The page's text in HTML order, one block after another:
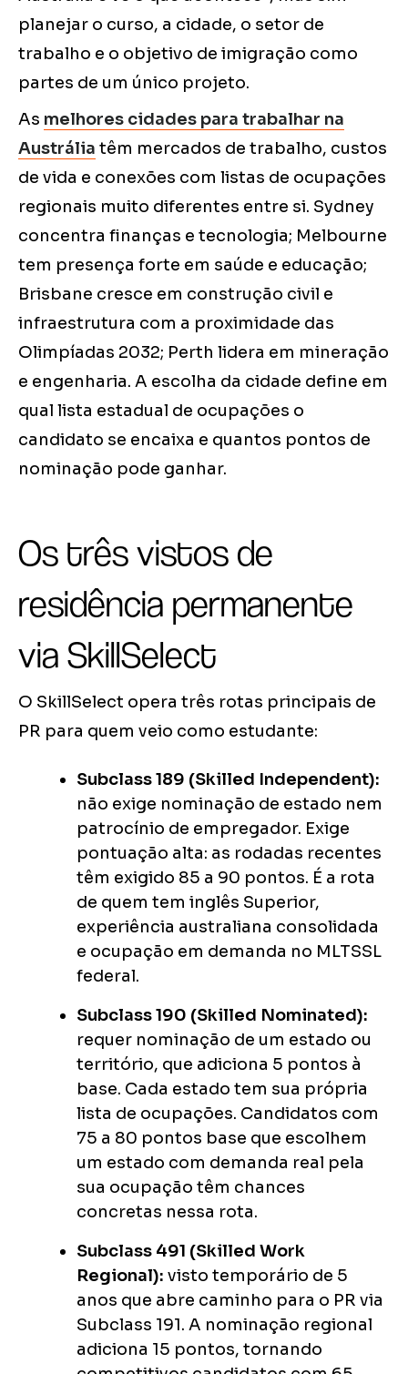
planejar o curso, a cidade, o setor de
trabalho e o objetivo de imigração como
partes de um único projeto.
As melhores cidades para trabalhar na
Austrália têm mercados de trabalho, custos
de vida e conexões com listas de ocupações
regionais muito diferentes entre si. Sydney
concentra finanças e tecnologia; Melbourne
tem presença forte em saúde e educação;
Brisbane cresce em construção civil e
infraestrutura com a proximidade das
Olimpíadas 2032; Perth lidera em mineração
e engenharia. A escolha da cidade define em
qual lista estadual de ocupações o
candidato se encaixa e quantos pontos de
nominação pode ganhar.
Os três vistos de
residência permanente
via SkillSelect
O SkillSelect opera três rotas principais de
PR para quem veio como estudante:
Subclass 189 (Skilled Independent):
não exige nominação de estado nem
patrocínio de empregador. Exige
pontuação alta: as rodadas recentes
têm exigido 85 a 90 pontos. É a rota
de quem tem inglês Superior,
experiência australiana consolidada
e ocupação em demanda no MLTSSL
federal.
Subclass 190 (Skilled Nominated):
requer nominação de um estado ou
território, que adiciona 5 pontos à
base. Cada estado tem sua própria
lista de ocupações. Candidatos com
75 a 80 pontos base que escolhem
um estado com demanda real pela
sua ocupação têm chances
concretas nessa rota.
Subclass 491 (Skilled Work
Regional): visto temporário de 5
anos que abre caminho para o PR via
Subclass 191. A nominação regional
adiciona 15 pontos, tornando